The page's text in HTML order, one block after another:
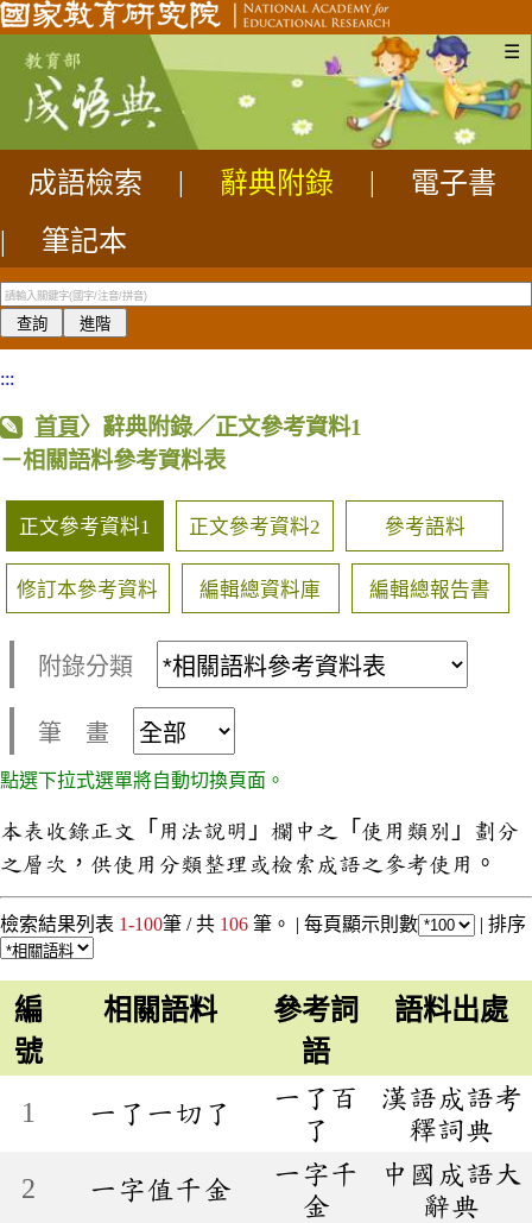
☰
成語檢索 辭典附錄
電子書
|
筆記本
:::
首頁〉辭典附錄／正文參考資料1
－相關語料參考資料表
正文參考資料1 正文參考資料2 參考語料
修訂本參考資料 編輯總資料庫 編輯總報告書
附錄分類
筆 畫
點選下拉式選單將自動切換頁面。
本表收錄正文「用法說明」欄中之「使用類別」劃分
之層次，供使用分類整理或檢索成語之參考使用。
檢索結果列表 1-100筆 / 共 106 筆。 | 每頁顯示則數 | 排序
編
號
相關語料
參考詞
語
語料出處
1 一了一切了
一了百
了
漢語成語考
釋詞典
2
一字值千金
一字千
金
中國成語大
辭典